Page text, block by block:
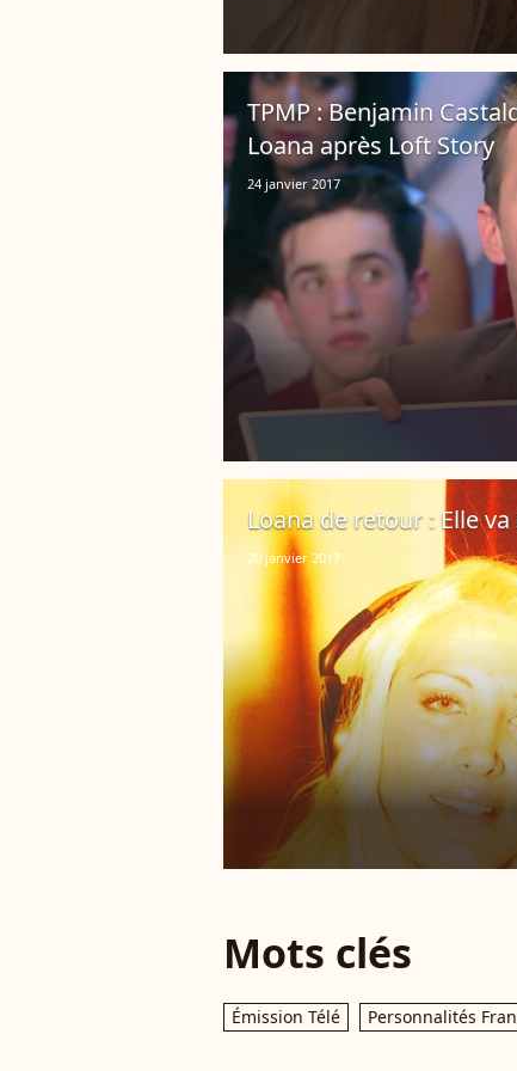
TPMP : Benjamin
Loana après Loft Story
24 janvier 2017
Loana de retour : Elle
20 janvier 2017
Mots clés
Émission Télé Personnalités